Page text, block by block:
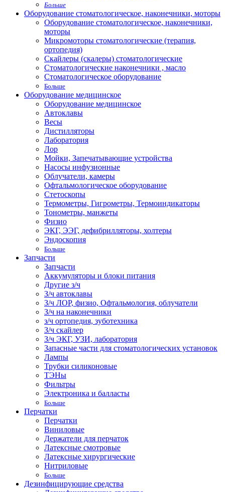
Больше
Оборудование стоматологическое, наконечники, моторы
Оборудование стоматологическое, наконечники,
моторы
Микромоторы стоматологические (терапия,
ортопедия)
Скайлеры (скалеры) стоматологические
Стоматологические наконечники , масло
Стоматологическое оборудование
Больше
Оборудование медицинское
Оборудование медицинское
Автоклавы
Весы
Дистилляторы
Лаборатория
Лор
Мойки, Запечатывающие устройства
Насосы инфузионные
Облучатели, камеры
Офтальмологическое оборудование
Стетоскопы
Термометры, Гигрометры, Термоиндикаторы
Тонометры, манжеты
Физио
ЭКГ, ЭЭГ, дефибрилляторы, холтеры
Эндоскопия
Больше
Запчасти
Запчасти
Аккумуляторы и блоки питания
Другие з/ч
З/ч автоклавы
З/ч ЛОР, физио, Офтальмология, облучатели
З/ч на наконечники
з/ч ортопедия, зуботехника
З/ч скайлер
З/ч ЭКГ, УЗИ, лаборатория
Запасные части для стоматологических установок
Лампы
Трубки силиконовые
ТЭНы
Фильтры
Электроника и балласты
Больше
Перчатки
Перчатки
Виниловые
Держатели для перчаток
Латексные смотровые
Латексные хирургические
Нитриловые
Больше
Дезинфицирующие средства